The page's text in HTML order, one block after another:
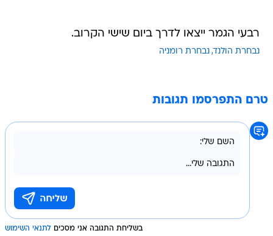
רבעי הגמר ייצאו לדרך ביום שישי הקרוב.
נבחרת הולנד נבחרת רומניה
טרם התפרסמו תגובות
בשליחת התגובה אני מסכים לתנאי השימוש